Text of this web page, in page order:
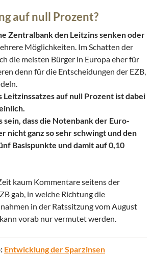
auf null Prozent?
Zentralbank den Leitzins senken oder
Möglichkeiten. Im Schatten der
die meisten Bürger in Europa eher für
denn für die Entscheidungen der EZB,
Leitzinssatzes auf null Prozent ist dabei
sein, dass die Notenbank der Euro-
nicht ganz so sehr schwingt und den
Basispunkte und damit auf 0,10
kaum Kommentare seitens der
gab, in welche Richtung die
in der Ratssitzung vom August
vorab nur vermutet werden.
Entwicklung der Sparzinsen